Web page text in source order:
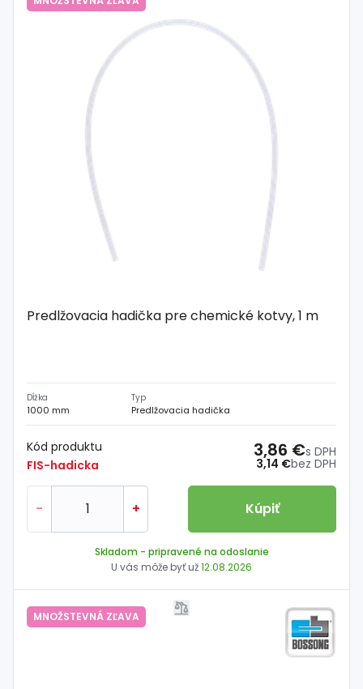
Predlžovacia hadička pre chemické kotvy, 1 m
Dĺžka
1000 mm
Typ
Predlžovacia hadička
Kód produktu
FIS-hadicka
3,14 €bez DPH
3,86 €s DPH
- + Kúpiť
Skladom - pripravené na odoslanie
U vás môže byť už12.08.2026
MNOŽSTEVNÁ ZĽAVA